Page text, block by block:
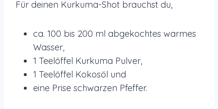
Für deinen Kurkuma-Shot brauchst du,
ca. 100 bis 200 ml abgekochtes warmes
Wasser,
1 Teelöffel Kurkuma Pulver,
1 Teelöffel Kokosöl und
eine Prise schwarzen Pfeffer.